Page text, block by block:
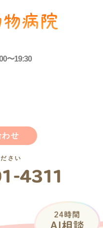
〜19:30
わせ
さい